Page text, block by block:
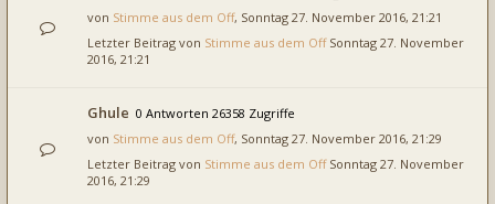
von Stimme aus dem Off, Sonntag 27. November 2016, 21:21
Letzter Beitrag von Stimme aus dem Off Sonntag 27. November
2016, 21:21
Ghule 0 Antworten 26358 Zugriffe
von Stimme aus dem Off, Sonntag 27. November 2016, 21:29
Letzter Beitrag von Stimme aus dem Off Sonntag 27. November
2016, 21:29